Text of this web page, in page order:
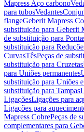
Mapress Aço carbono
para tubosVedantes
flangeGeberit Mapress
substituição para Geberit
de substituição para
substituição para
CurvasTêsPeças de
substituição para Cruzetas
para Uniões permanentes
substituição para Uniões
substituição para Tampas
LigaçõesLigações para
Ligações para
Mapress CobrePeças de
complementares para